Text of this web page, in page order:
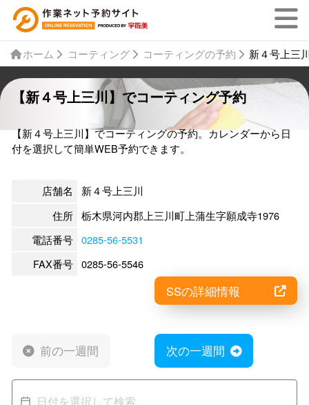
ホーム コーティング コーティングの予約 新４号上三
【新４号上三川】でコーティング予約
【新４号上三川】でコーティングの予約。カレンダーから日
付を選択して簡単WEB予約できます。
店舗名
新４号上三川
住所 栃木県河内郡上三川町上蒲生字願成寺1976
電話番号 0285-56-5531
FAX番号 0285-56-5546
SSの詳細情報
前の一週間 次の一週間